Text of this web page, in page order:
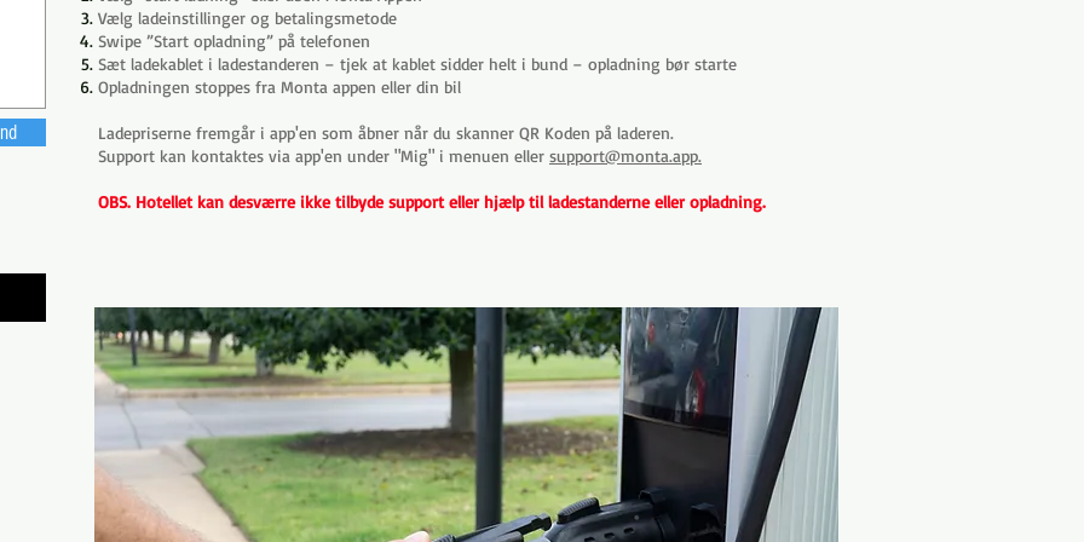
Vælg ladeinstillinger og betalingsmetode
Swipe ”Start opladning” på telefonen
Sæt ladekablet i ladestanderen – tjek at kablet sidder helt i bund – opladning bør starte
Opladningen stoppes fra Monta appen eller din bil
Ladepriserne fremgår i app'en som åbner når du skanner QR Koden på laderen.
Support kan kontaktes via app'en under "Mig" i menuen eller support@monta.app.
OBS. Hotellet kan desværre ikke tilbyde support eller hjælp til ladestanderne eller opladning.